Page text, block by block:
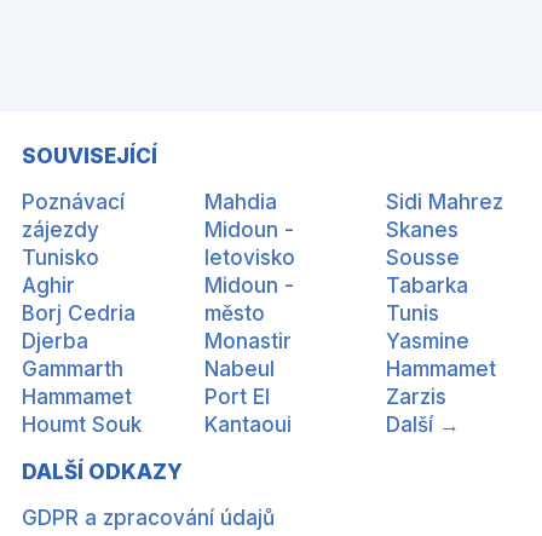
SOUVISEJÍCÍ
Poznávací
zájezdy
Tunisko
Aghir
Borj Cedria
Djerba
Gammarth
Hammamet
Houmt Souk
Mahdia
Midoun -
letovisko
Midoun -
město
Monastir
Nabeul
Port El
Kantaoui
Sidi Mahrez
Skanes
Sousse
Tabarka
Tunis
Yasmine
Hammamet
Zarzis
Další →
DALŠÍ ODKAZY
GDPR a zpracování údajů